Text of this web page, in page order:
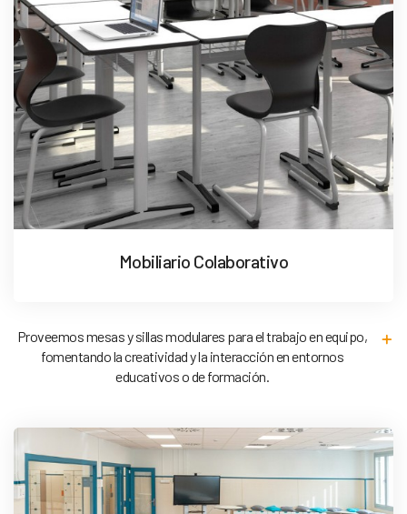
Mobiliario Colaborativo
Proveemos mesas y sillas modulares para el trabajo en equipo,
fomentando la creatividad y la interacción en entornos
educativos o de formación.